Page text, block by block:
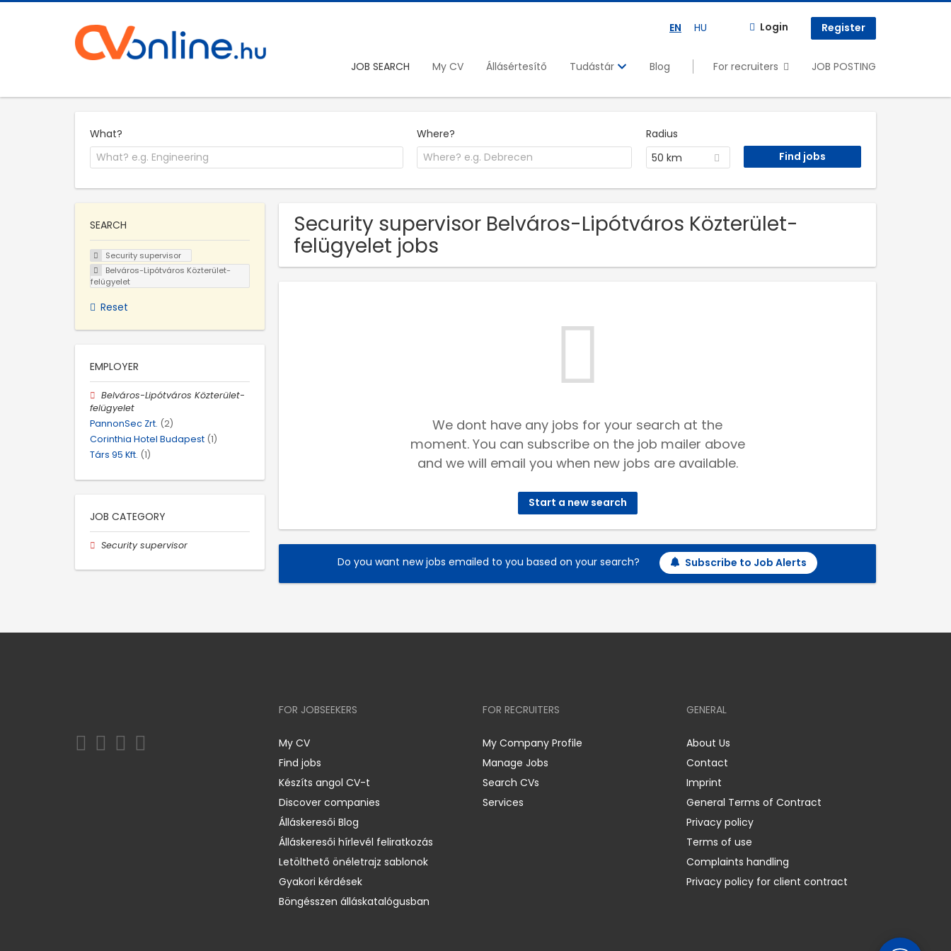
EN HU Login Register
JOB SEARCH My CV Állásértesítő Tudástár Blog For recruiters JOB POSTING
What? Where?
Radius
50 km
Security supervisor Belváros-Lipótváros Közterület-
felügyelet jobs
We dont have any jobs for your search at the
moment. You can subscribe on the job mailer above
and we will email you when new jobs are available.
Start a new search
Do you want new jobs emailed to you based on your search? Subscribe to Job Alerts
SEARCH
Security supervisor
Belváros-Lipótváros Közterület-
felügyelet
Reset
EMPLOYER
Belváros-Lipótváros Közterület-
felügyelet
PannonSec Zrt. (2)
Corinthia Hotel Budapest (1)
Társ 95 Kft. (1)
JOB CATEGORY
Security supervisor
FOR JOBSEEKERS
My CV
Find jobs
Készíts angol CV-t
Discover companies
Álláskeresői Blog
Álláskeresői hírlevél feliratkozás
Letölthető önéletrajz sablonok
Gyakori kérdések
Böngésszen álláskatalógusban
FOR RECRUITERS
My Company Profile
Manage Jobs
Search CVs
Services
GENERAL
About Us
Contact
Imprint
General Terms of Contract
Privacy policy
Terms of use
Complaints handling
Privacy policy for client contract